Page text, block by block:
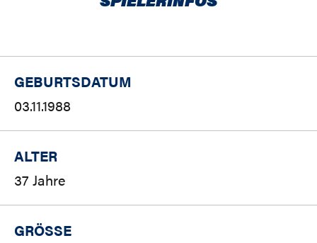
GEBURTSDATUM
03.11.1988
ALTER
37 Jahre
GRÖSSE